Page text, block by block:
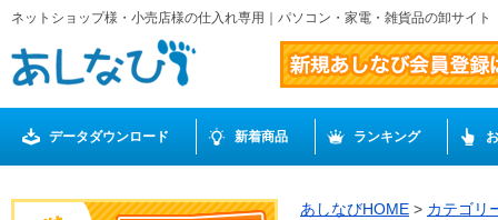
ネットショップ様・小売店様の仕入れ専用｜パソコン・家電・雑貨品の卸サイ
データダウンロード 新着商品 ランキング
あしなびHOME > カテゴリ